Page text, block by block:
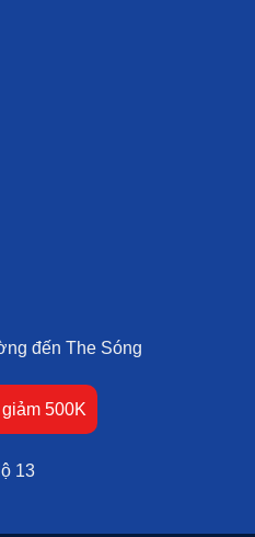
đến The Sóng
500K
13